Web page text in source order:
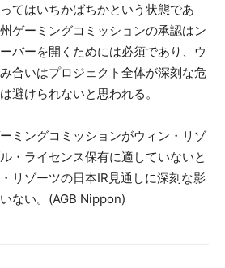
てはいちかばちかという状態であ
ゲーミングコミッションの承認はン
バーを開くためには必須であり、ウ
合いはプロジェクト全体が深刻な危
避けられないと思われる。
ミングコミッションがウィン・リゾ
・ライセンス保有に適していないと
リゾーツの日本IR見通しに深刻な影
ない。(AGB Nippon)